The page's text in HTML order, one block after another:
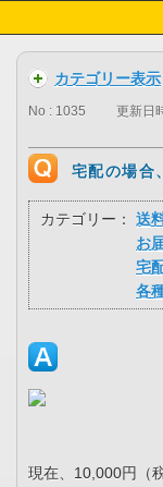
カテゴリー表示
No : 1035 更新日
宅配の場合
カテゴリー：
送
お
宅
各
現在、10,000円（